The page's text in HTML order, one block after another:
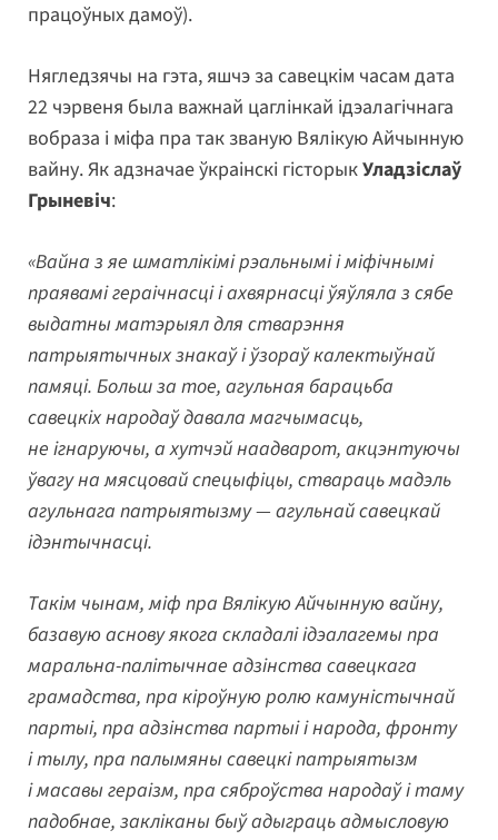
працоўных дамоў).
Нягледзячы на гэта, яшчэ за савецкім часам дата
22 чэрвеня была важнай цаглінкай ідэалагічнага
вобраза і міфа пра так званую Вялікую Айчынную
вайну. Як адзначае ўкраінскі гісторыкУладзіслаў
Грыневіч:
«Вайна з яе шматлікімі рэальнымі і міфічнымі
праявамі гераічнасці і ахвярнасці ўяўляла з сябе
выдатны матэрыял для стварэння
патрыятычных знакаў і ўзораў калектыўнай
памяці. Больш за тое, агульная барацьба
савецкіх народаў давала магчымасць,
не ігнаруючы, а хутчэй наадварот, акцэнтуючы
ўвагу на мясцовай спецыфіцы, ствараць мадэль
агульнага патрыятызму — агульнай савецкай
ідэнтычнасці.
Такім чынам, міф пра Вялікую Айчынную вайну,
базавую аснову якога складалі ідэалагемы пра
маральна-пaлітычнае адзінства савецкага
грамадства, пра кіроўную ролю камуністычнай
партыі, пра адзінства партыі і народа, фронту
і тылу, пра палымяны савецкі патрыятызм
і масавы гераізм, пра сяброўства народаў і таму
падобнае, закліканы быў адыграць адмысловую